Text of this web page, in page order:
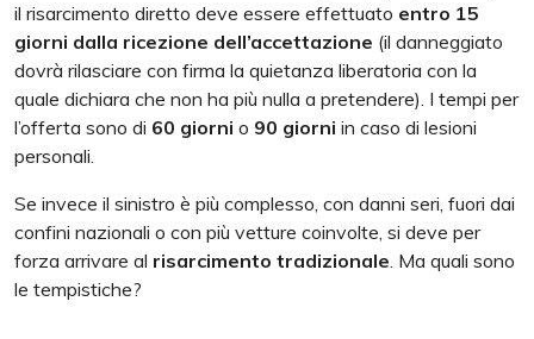
il risarcimento diretto deve essere effettuato entro 15
giorni dalla ricezione dell’accettazione (il danneggiato
dovrà rilasciare con firma la quietanza liberatoria con la
quale dichiara che non ha più nulla a pretendere). I tempi per
l’offerta sono di 60 giorni o 90 giorni in caso di lesioni
personali.
Se invece il sinistro è più complesso, con danni seri, fuori dai
confini nazionali o con più vetture coinvolte, si deve per
forza arrivare al risarcimento tradizionale. Ma quali sono
le tempistiche?